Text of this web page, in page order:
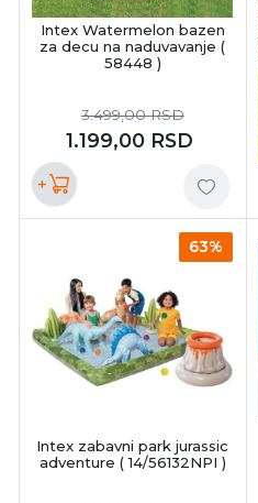
Intex Watermelon bazen
za decu na naduvavanje (
58448 )
1.199,00 RSD
3.499,00RSD
+
63%
Intex zabavni park jurassic
adventure ( 14/56132NPI )